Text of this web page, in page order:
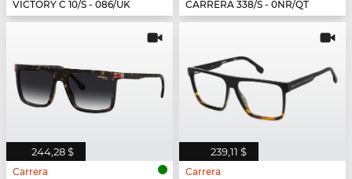
VICTORY C 10/S - 086/UK
CARRERA 338/S - 0NR/QT
244,28 $
Carrera
239,11 $
Carrera